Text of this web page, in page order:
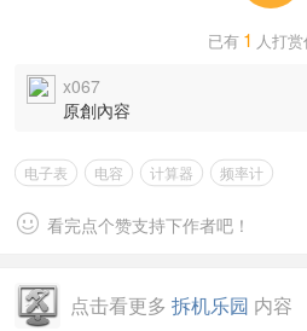
已有 1 人打
x067
原創內容
电子表 电容 计算器 频率计
 看完点个赞支持下作者吧！
点击看更多 拆机乐园 内容